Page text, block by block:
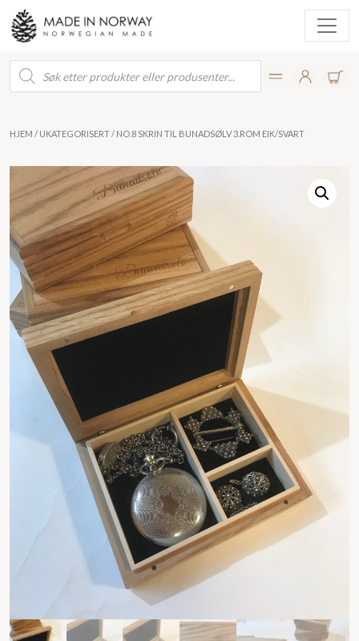
Products
search
HJEM / UKATEGORISERT/ NO.8 SKRIN TIL BUNADSØLV 3.ROM EIK/SVART